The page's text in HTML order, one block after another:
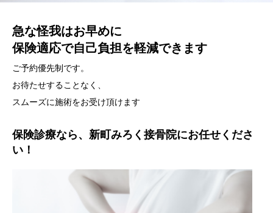
急な怪我はお早めに
保険適応で自己負担を軽減できます
ご予約優先制です。
お待たせすることなく、
スムーズに施術をお受け頂けます
保険診療なら、新町みろく接骨院にお任せくださ
い！